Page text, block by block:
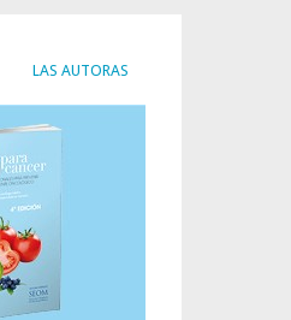
LAS AUTORAS